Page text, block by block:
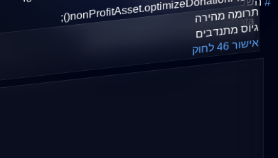
nonProfitAsset.
(); secureDonorData
תרומה מהירה
גיוס מתנדבים
אישור 46 לחוק